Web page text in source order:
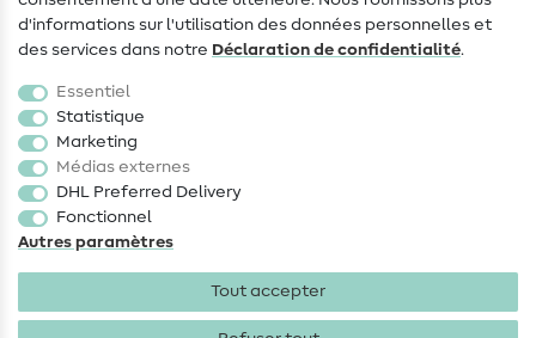
Populaire
Accessoires de couture
Promotions
d'informations sur l'utilisation des données personnelles et
des services dans notre Déclaration de confidentialité.
Essentiel
Statistique
Marketing
Médias externes
DHL Preferred Delivery
Fonctionnel
Autres paramètres
Tout accepter
Mentions légales Protection des données CGV
Droit